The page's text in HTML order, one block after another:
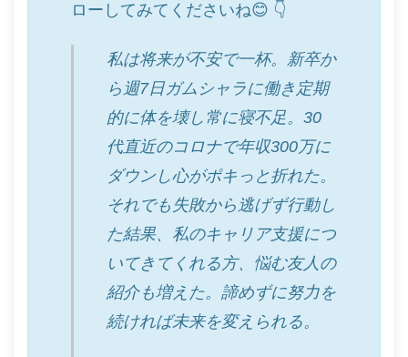
ローしてみてくださいね😊 👇
私は将来が不安で一杯。新卒か
ら週7日ガムシャラに働き定期
的に体を壊し常に寝不足。30
代直近のコロナで年収300万に
ダウンし心がポキっと折れた。
それでも失敗から逃げず行動し
た結果、私のキャリア支援につ
いてきてくれる方、悩む友人の
紹介も増えた。諦めずに努力を
続ければ未来を変えられる。